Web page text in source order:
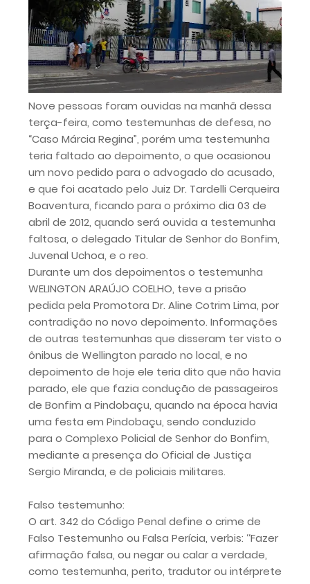
Nove pessoas foram ouvidas na manhã dessa
terça-feira, como testemunhas de defesa, no
“Caso Márcia Regina”, porém uma testemunha
teria faltado ao depoimento, o que ocasionou
um novo pedido para o advogado do acusado,
e que foi acatado pelo Juiz Dr. Tardelli Cerqueira
Boaventura, ficando para o próximo dia 03 de
abril de 2012, quando será ouvida a testemunha
faltosa, o delegado Titular de Senhor do Bonfim,
Juvenal Uchoa, e o reo.
Durante um dos depoimentos o testemunha
WELINGTON ARAÚJO COELHO, teve a prisão
pedida pela Promotora Dr. Aline Cotrim Lima, por
contradição no novo depoimento. Informações
de outras testemunhas que disseram ter visto o
ônibus de Wellington parado no local, e no
depoimento de hoje ele teria dito que não havia
parado, ele que fazia condução de passageiros
de Bonfim a Pindobaçu, quando na época havia
uma festa em Pindobaçu, sendo conduzido
para o Complexo Policial de Senhor do Bonfim,
mediante a presença do Oficial de Justiça
Sergio Miranda, e de policiais militares.
Falso testemunho:
O art. 342 do Código Penal define o crime de
Falso Testemunho ou Falsa Perícia, verbis: ‘‘Fazer
afirmação falsa, ou negar ou calar a verdade,
como testemunha, perito, tradutor ou intérprete